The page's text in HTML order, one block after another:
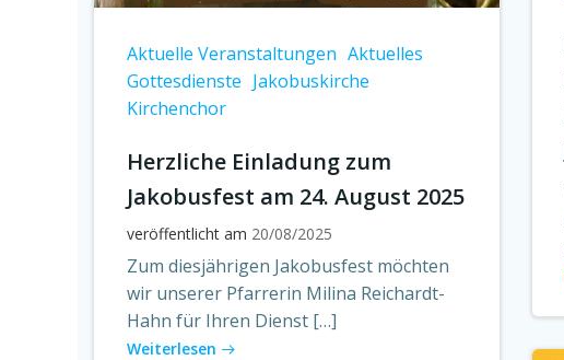
Aktuelle Veranstaltungen Aktuelles
Gottesdienste Jakobuskirche
Kirchenchor
Herzliche Einladung zum
Jakobusfest am 24. August 2025
veröffentlicht am 20/08/2025
Zum diesjährigen Jakobusfest möchten
wir unserer Pfarrerin Milina Reichardt-
Hahn für Ihren Dienst […]
Weiterlesen